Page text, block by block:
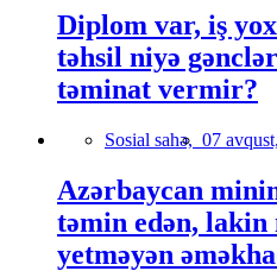
Diplom var, iş
təhsil niyə
təminat vermir?
Sosial sahə, 07
Azərbaycan
təmin edən, lakin
yetməyən